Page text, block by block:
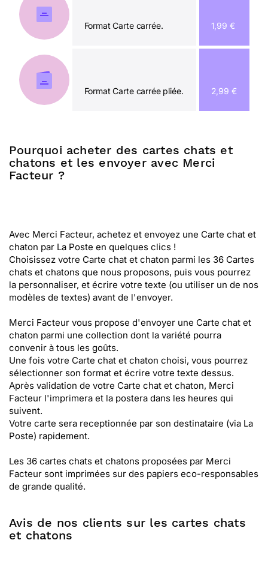
Format Carte carrée. 1,99 €
Format Carte carrée pliée. 2,99 €
Pourquoi acheter des cartes chats et
chatons et les envoyer avec Merci
Facteur ?
Avec Merci Facteur, achetez et envoyez une Carte chat et
chaton par La Poste en quelques clics !
Choisissez votre Carte chat et chaton parmi les 36 Cartes
chats et chatons que nous proposons, puis vous pourrez
la personnaliser, et écrire votre texte (ou utiliser un de nos
modèles de textes) avant de l'envoyer.
Merci Facteur vous propose d'envoyer une Carte chat et
chaton parmi une collection dont la variété pourra
convenir à tous les goûts.
Une fois votre Carte chat et chaton choisi, vous pourrez
sélectionner son format et écrire votre texte dessus.
Après validation de votre Carte chat et chaton, Merci
Facteur l'imprimera et la postera dans les heures qui
suivent.
Votre carte sera receptionnée par son destinataire (via La
Poste) rapidement.
Les 36 cartes chats et chatons proposées par Merci
Facteur sont imprimées sur des papiers eco-responsables
de grande qualité.
Avis de nos clients sur les cartes chats
et chatons